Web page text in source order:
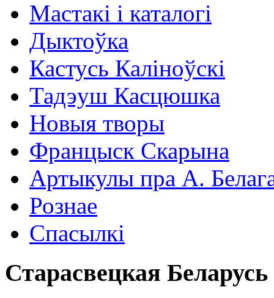
Мастакі i каталогi
Дыктоўка
Кастусь Каліноўскі
Тадэуш Касцюшка
Новыя творы
Францыск Скарына
Артыкулы пра А.
Рознае
Спасылкі
Старасвецкая Беларусь